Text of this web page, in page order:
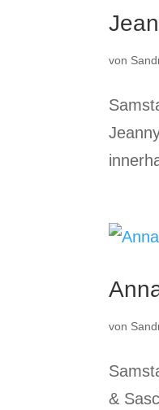
von
von
&